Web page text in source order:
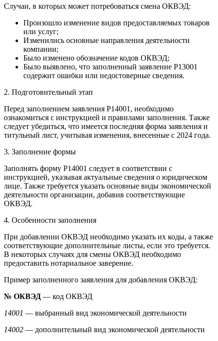
Случаи, в которых может потребоваться смена ОКВЭД:
Произошло изменение видов предоставляемых товаров
или услуг;
Изменились основные направления деятельности
компании;
Было изменено обозначение кодов ОКВЭД;
Было выявлено, что заполненный заявление Р13001
содержит ошибки или недостоверные сведения.
2. Подготовительный этап
Перед заполнением заявления Р14001, необходимо
ознакомиться с инструкцией и правилами заполнения. Также
следует убедиться, что имеется последняя форма заявления и
титульный лист, учитывая изменения, внесенные с 2024 года.
3. Заполнение формы
Заполнять форму Р14001 следует в соответствии с
инструкцией, указывая актуальные сведения о юридическом
лице. Также требуется указать основные виды экономической
деятельности организации, добавив соответствующие
ОКВЭД.
4. Особенности заполнения
При добавлении ОКВЭД необходимо указать их коды, а также
соответствующие дополнительные листы, если это требуется.
В некоторых случаях для смены ОКВЭД необходимо
предоставить нотариальное заверение.
Пример заполненного заявления для добавления ОКВЭД:
№ ОКВЭД — код ОКВЭД
14001 — выбранный вид экономической деятельности
14002 — дополнительный вид экономической деятельности